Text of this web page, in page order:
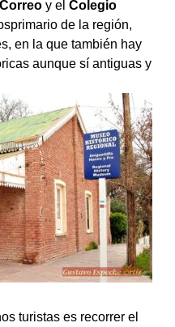
y el Colegio
de la región,
en la que también hay
aunque sí antiguas y
turistas es recorrer el